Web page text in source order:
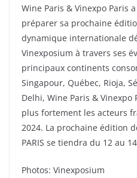
Wine Paris & Vinexpo Paris
préparer sa prochaine
dynamique internationale
Vinexposium à travers ses
principaux continents
Singapour, Québec, Rioja,
Delhi, Wine Paris &
plus fortement les acteurs
2024. La prochaine édition
PARIS se tiendra du 12 au
Photos: Vinexposium